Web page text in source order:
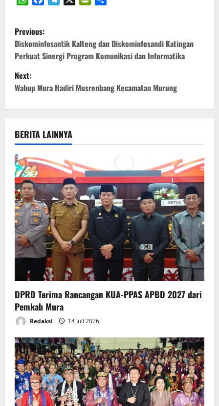
P
o
s
t
n
a
v
i
g
a
t
i
n
Previous:
Diskominfosantik Kalteng dan Diskominfosandi Katingan
Perkuat Sinergi Program Komunikasi dan Informatika
Next:
Wabup Mura Hadiri Musrenbang Kecamatan Murung
BERITA LAINNYA
DPRD Terima Rancangan KUA-PPAS APBD 2027 dari
Pemkab Mura
Redaksi 14 Juli 2026